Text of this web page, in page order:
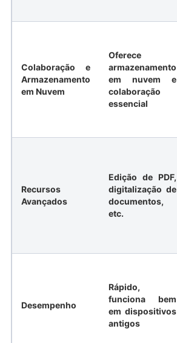
Colaboração e
Armazenamento
em Nuvem
Oferece
armazenamento
em nuvem e
colaboração
essencial
Recursos
Avançados
Edição de PDF,
digitalização de
documentos,
etc.
Desempenho
Rápido,
funciona bem
em dispositivos
antigos